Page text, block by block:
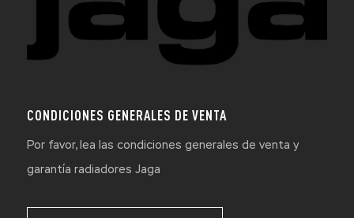
CONDICIONES GENERALES DE VENTA
Por favor, lea las condiciones generales de venta y
garantía radiadores Jaga